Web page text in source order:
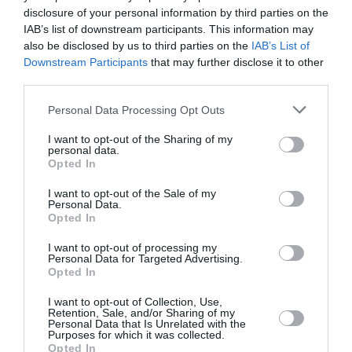
disclosure of your personal information by third parties on the
IAB’s list of downstream participants. This information may
also be disclosed by us to third parties on the IAB’s List of
Downstream Participants that may further disclose it to other
Personal Data Processing Opt Outs
I want to opt-out of the Sharing of my
personal data.
Opted In
I want to opt-out of the Sale of my
Personal Data.
Opted In
I want to opt-out of processing my
Personal Data for Targeted Advertising.
Opted In
I want to opt-out of Collection, Use,
Retention, Sale, and/or Sharing of my
Personal Data that Is Unrelated with the
Purposes for which it was collected.
Opted In
Από: 28/03/2019 Εως:
20/04/2019
Εγκαίνια έκθεσης: Πέμπτη 28 Μαρτίου 2019, 20:00
Ώρες λειτουργίας: Τρίτη –Παρασκευή, 18:00 – 20:30,
Σάββατο 12:00 – 15:30, και κατόπιν ραντεβού
Χώρος Τέχνης «9 ΕΝΝΕΑ», Κέας 9, Πλατεία Κολιάτσου
9 Ennea
Eισιτήρια:
Είσοδος ελεύθερη
Πληροφορίες / Κρατήσεις:
www.artaz.gr
Ακολουθήστε το Culturenow.gr στοGoogle News
μάθετε πρώτοι όλες τις ειδήσεις